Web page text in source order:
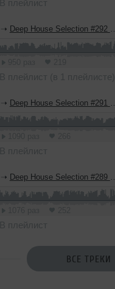
В плейлист
➝ Deep House Selection #292 (Record Deep)
В плейлист (в 1 плейлисте)
➝ Deep House Selection #291 (Record Deep)
В плейлист
➝ Deep House Selection #289 (Record Deep)
В плейлист
ВСЕ ТРЕКИ